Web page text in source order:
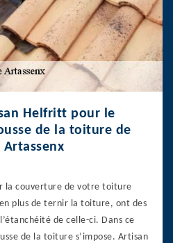
Helfritt pour le
de la toiture de
la couverture de votre toiture
plus de ternir la toiture, ont des
de celle-ci. Dans ce
de la toiture s’impose. Artisan